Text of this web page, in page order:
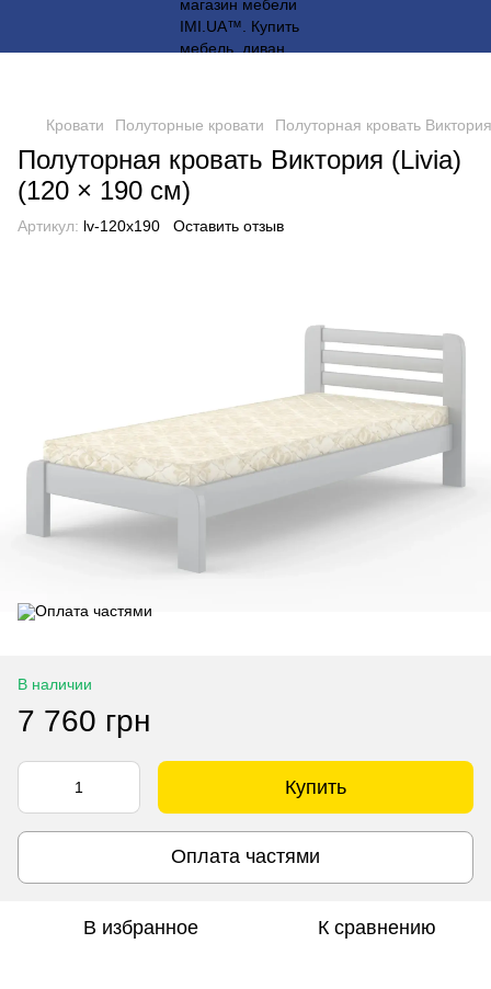
Кровати Полуторные кровати Полуторная кровать
Полуторная кровать Виктория (Livia)
(120 × 190 см)
Артикул: lv-120x190 Оставить отзыв
В наличии
7 760 грн
Купить
Оплата частями
В избранное К сравнению